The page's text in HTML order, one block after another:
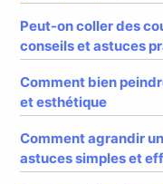
Peut-on coller des
conseils et astuces
Comment bien
et esthétique
Comment agrandir
astuces simples et